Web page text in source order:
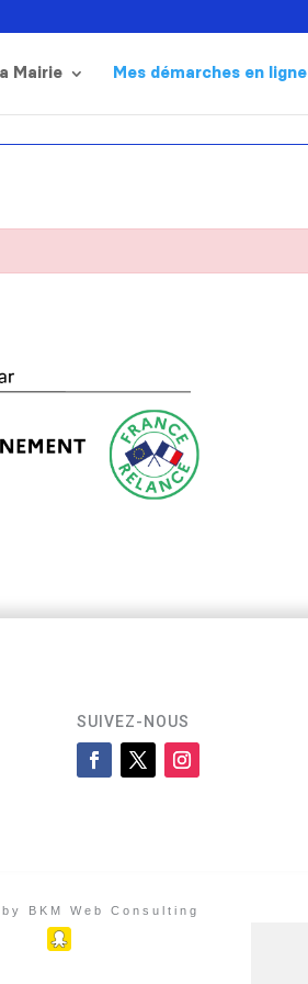
Mairie Mes démarches en ligne
SUIVEZ-NOUS
BKM Web Consulting